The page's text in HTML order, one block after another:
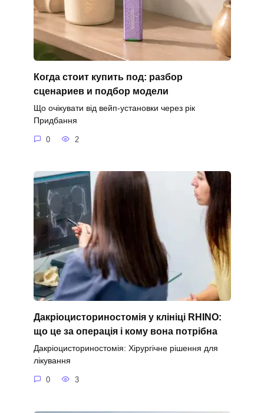
Когда стоит купить под: разбор
сценариев и подбор модели
Що очікувати від вейп-установки через рік
Придбання
0 2
Дакріоцисториностомія у клініці RHINO:
що це за операція і кому вона потрібна
Дакріоцисториностомія: Хірургічне рішення для
лікування
0 3